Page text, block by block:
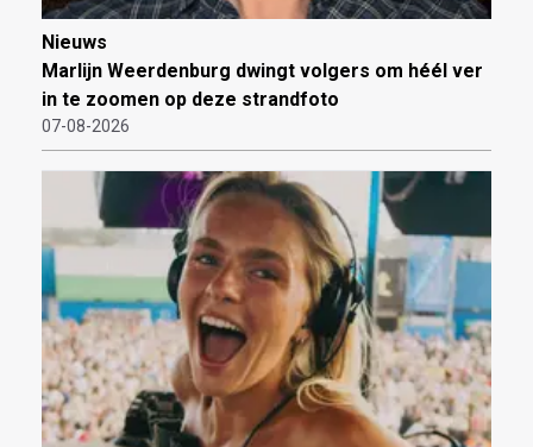
Nieuws
Marlijn Weerdenburg dwingt volgers om héél ver
in te zoomen op deze strandfoto
07-08-2026